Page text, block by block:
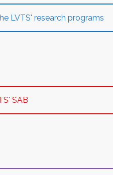
LVTS' research programs
SAB